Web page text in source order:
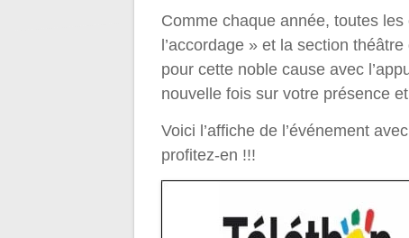
Comme chaque année, toutes
l’accordage » et la section
pour cette noble cause avec
nouvelle fois sur votre présence
Voici l’affiche de l’événement
profitez-en !!!
l’article